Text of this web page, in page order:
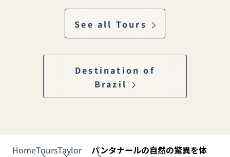
See all Tours
Destination of
Brazil
HomeToursTaylor
パンタナールの自然の驚異を体